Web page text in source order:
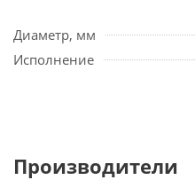
Диаметр, мм
Исполнение
Производители